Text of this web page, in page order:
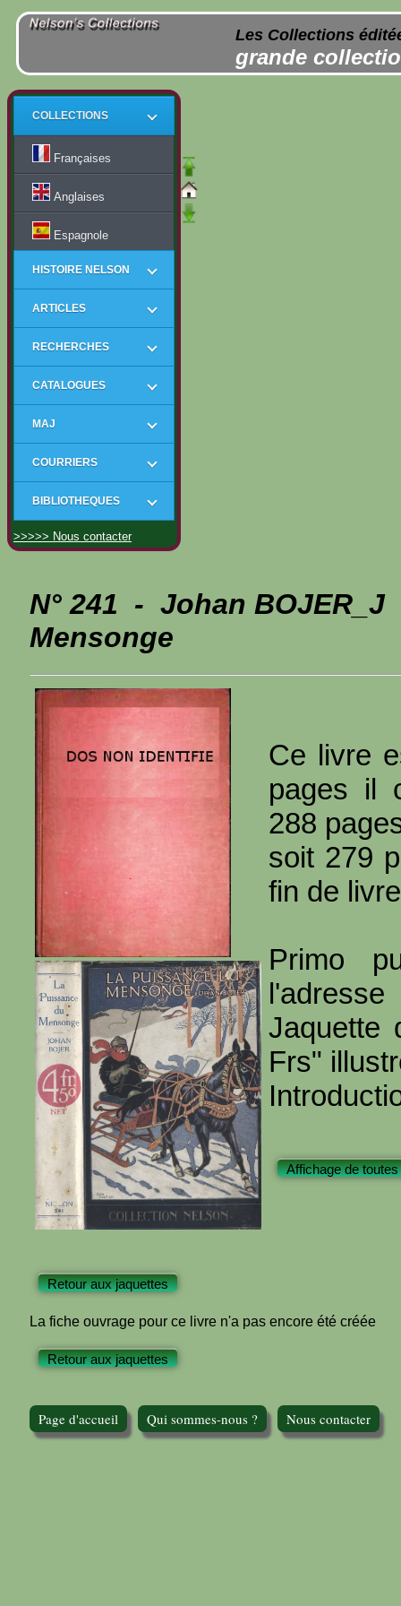
Les Collections
grande
COLLECTIONS
Françaises
Anglaises
Espagnole
HISTOIRE NELSON
ARTICLES
RECHERCHES
CATALOGUES
MAJ
COURRIERS
BIBLIOTHEQUES
>>>>> Nous contacter
N° 241 - Johan
Mensonge
Ce livre
pages il
288
soit 279
fin de
Primo
l'adresse
Jaquette
Frs"
Affichage de
Retour aux jaquettes
La fiche ouvrage pour ce livre n'a pas encore été créée
Retour aux jaquettes
Page d'accueil Qui sommes-nous ? Nous contacter